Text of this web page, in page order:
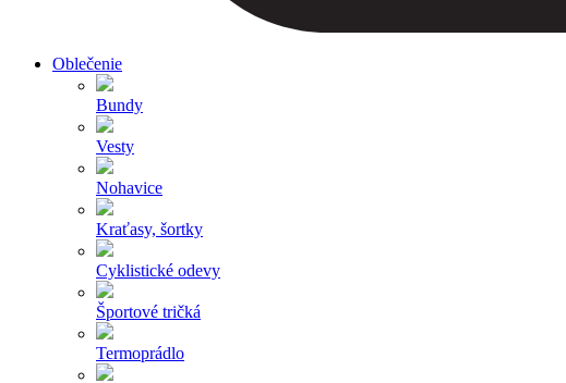
Oblečenie
Bundy
Vesty
Nohavice
Kraťasy, šortky
Cyklistické odevy
Športové tričká
Termoprádlo